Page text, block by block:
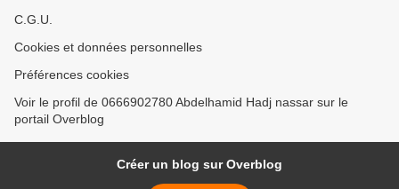
C.G.U.
Cookies et données personnelles
Préférences cookies
Voir le profil de 0666902780 Abdelhamid Hadj nassar sur le
portail Overblog
Créer un blog sur Overblog